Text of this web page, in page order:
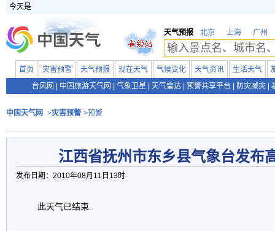
今天是
天气预报 北京 上海 广州
首页 灾害预警 天气预报 现在天气 气候变化 天气资讯 生活天气
台风网
中国旅游天气网 气象卫星 天气雷达 预警共享平台 防灾减灾
中国天气网 >灾害预警 >预警
江西省抚州市东乡县气象台发布
发布日期：2010年08月11日13时
此天气已结束.